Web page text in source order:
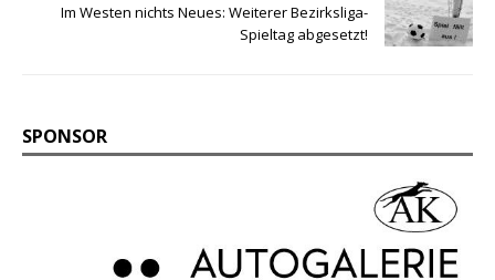
Im Westen nichts Neues: Weiterer Bezirksliga-
Spieltag abgesetzt!
SPONSOR